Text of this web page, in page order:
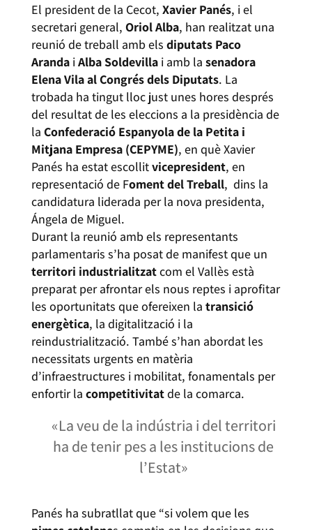
El president de la Cecot, Xavier Panés, i el
secretari general, Oriol Alba, han realitzat una
reunió de treball amb els diputats Paco
Aranda iAlba Soldevillai amb la senadora
Elena Vila al Congrés dels Diputats. La
trobada ha tingut lloc just unes hores després
del resultat de les eleccions a la presidència de
la Confederació Espanyola de la Petita i
Mitjana Empresa (CEPYME), en què Xavier
Panés ha estat escollitvicepresident, en
representació de Foment del Treball, dins la
candidatura liderada per la nova presidenta,
Ángela de Miguel.
Durant la reunió amb els representants
parlamentaris s’ha posat de manifest que un
territori industrialitzatcom el Vallès està
preparat per afrontar els nous reptes i aprofitar
les oportunitats que ofereixen la transició
energètica, la digitalització i la
reindustrialització. També s’han abordat les
necessitats urgents en matèria
d’infraestructures i mobilitat, fonamentals per
enfortir la competitivitatde la comarca.
«La veu de la indústria i del territori
ha de tenir pes a les institucions de
l’Estat»
Panés ha subratllat que “si volem que les